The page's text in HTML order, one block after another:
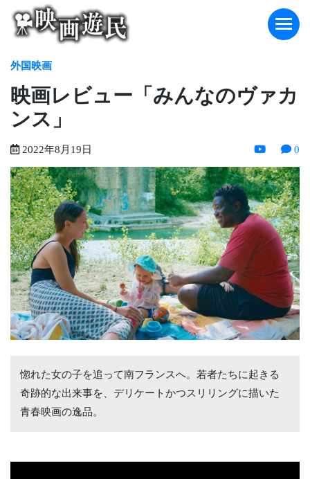
content
外国映画
映画レビュー「みんなのヴァカ
ンス」
2022年8月19日 0
惚れた女の子を追って南フランスへ。若者たちに起きる
奇跡的な出来事を、デリケートかつスリリングに描いた
青春映画の逸品。